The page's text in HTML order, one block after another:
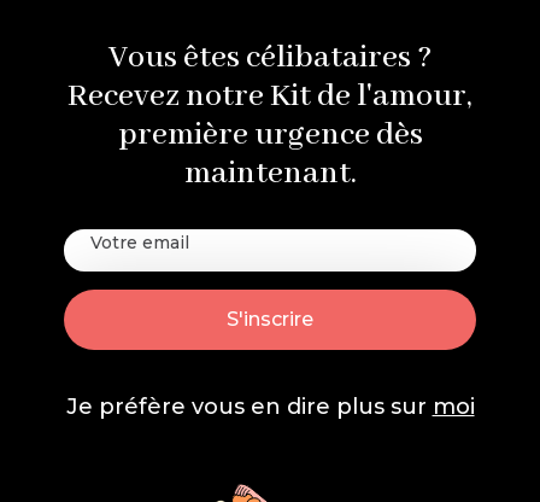
Vous êtes célibataires ?
Recevez notre Kit de l'amour,
première urgence dès
maintenant.
Je préfère vous en dire plus sur moi